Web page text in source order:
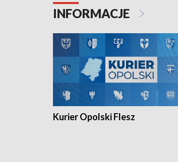
torowym.
INFORMACJE
Kurier Opolski Flesz